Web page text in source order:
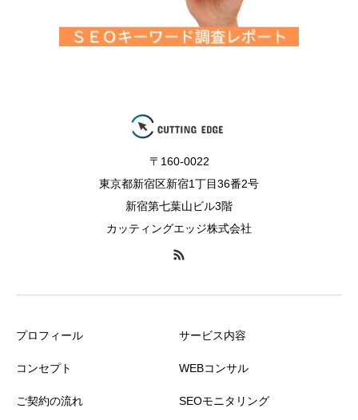
〒160-0022
東京都新宿区新宿1丁目36番2号
新宿第七葉山ビル3階
カッティングエッジ株式会社
プロフィール
コンセプト
ご契約の流れ
サービス内容
WEBコンサル
SEOモニタリング